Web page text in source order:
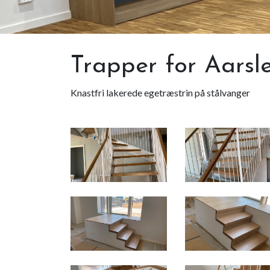
Trapper for
Knastfri lakerede egetræstrin på stålvanger